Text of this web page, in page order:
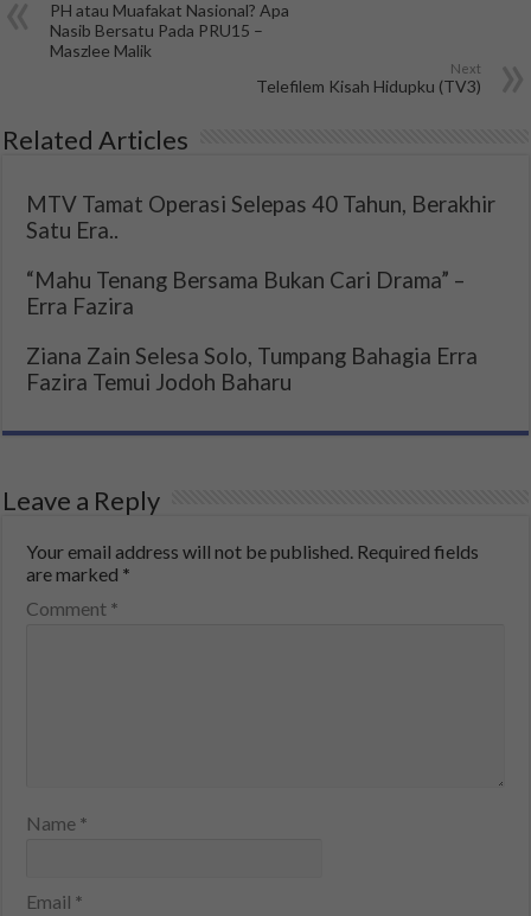
PH atau Muafakat Nasional? Apa
Nasib Bersatu Pada PRU15 –
Maszlee Malik
Next
Telefilem Kisah Hidupku (TV3)
Related Articles
MTV Tamat Operasi Selepas 40 Tahun, Berakhir
Satu Era..
“Mahu Tenang Bersama Bukan Cari Drama” –
Erra Fazira
Ziana Zain Selesa Solo, Tumpang Bahagia Erra
Fazira Temui Jodoh Baharu
Leave a Reply
Your email address will not be published. Required fields
are marked *
Comment *
Name *
Email *